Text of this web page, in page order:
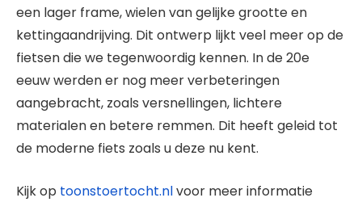
een lager frame, wielen van gelijke grootte en
kettingaandrijving. Dit ontwerp lijkt veel meer op de
fietsen die we tegenwoordig kennen. In de 20e
eeuw werden er nog meer verbeteringen
aangebracht, zoals versnellingen, lichtere
materialen en betere remmen. Dit heeft geleid tot
de moderne fiets zoals u deze nu kent.
Kijk op toonstoertocht.nlvoor meer informatie